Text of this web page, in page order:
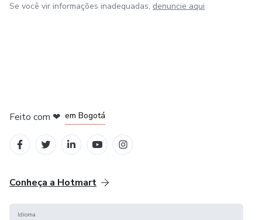
Se você vir informações inadequadas, denuncie aqui
Feito com ❤ em Bogotá
Conheça a Hotmart
Idioma